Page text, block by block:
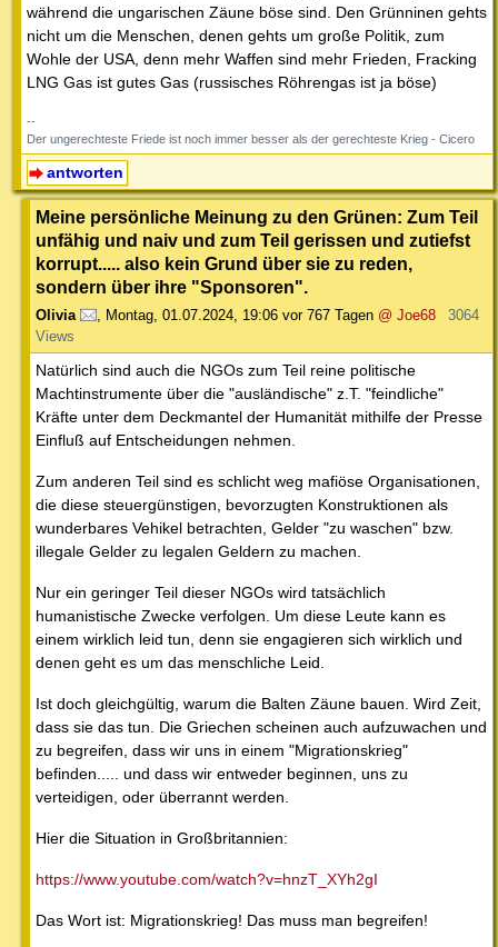
während die ungarischen Zäune böse sind. Den Grünninen gehts
nicht um die Menschen, denen gehts um große Politik, zum
Wohle der USA, denn mehr Waffen sind mehr Frieden, Fracking
LNG Gas ist gutes Gas (russisches Röhrengas ist ja böse)
--
Der ungerechteste Friede ist noch immer besser als der gerechteste Krieg - Cicero
antworten
Meine persönliche Meinung zu den Grünen: Zum Teil
unfähig und naiv und zum Teil gerissen und zutiefst
korrupt..... also kein Grund über sie zu reden,
sondern über ihre "Sponsoren".
Olivia , Montag, 01.07.2024, 19:06 vor 767 Tagen @ Joe68
3064
Views
Natürlich sind auch die NGOs zum Teil reine politische
Machtinstrumente über die "ausländische" z.T. "feindliche"
Kräfte unter dem Deckmantel der Humanität mithilfe der Presse
Einfluß auf Entscheidungen nehmen.
Zum anderen Teil sind es schlicht weg mafiöse Organisationen,
die diese steuergünstigen, bevorzugten Konstruktionen als
wunderbares Vehikel betrachten, Gelder "zu waschen" bzw.
illegale Gelder zu legalen Geldern zu machen.
Nur ein geringer Teil dieser NGOs wird tatsächlich
humanistische Zwecke verfolgen. Um diese Leute kann es
einem wirklich leid tun, denn sie engagieren sich wirklich und
denen geht es um das menschliche Leid.
Ist doch gleichgültig, warum die Balten Zäune bauen. Wird Zeit,
dass sie das tun. Die Griechen scheinen auch aufzuwachen und
zu begreifen, dass wir uns in einem "Migrationskrieg"
befinden..... und dass wir entweder beginnen, uns zu
verteidigen, oder überrannt werden.
Hier die Situation in Großbritannien:
https://www.youtube.com/watch?v=hnzT_XYh2gI
Das Wort ist: Migrationskrieg! Das muss man begreifen!